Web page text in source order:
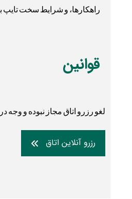
راهکارها، و شرایط سخت تایپ
قوانین
لغو رزرو اتاق مجاز نبوده و
رزرو آنلاین اتاق